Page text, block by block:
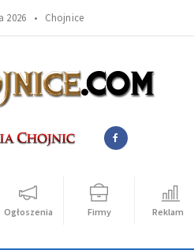
2026 • Chojnice
Ogłoszenia Firmy Reklama